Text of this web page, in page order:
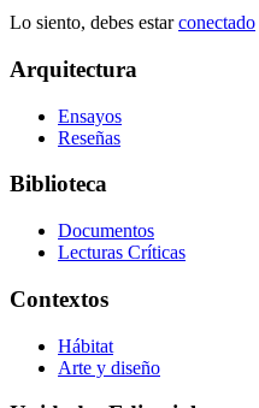
Lo siento, debes estarconectado
Arquitectura
Ensayos
Reseñas
Biblioteca
Documentos
Lecturas Críticas
Contextos
Hábitat
Arte y diseño